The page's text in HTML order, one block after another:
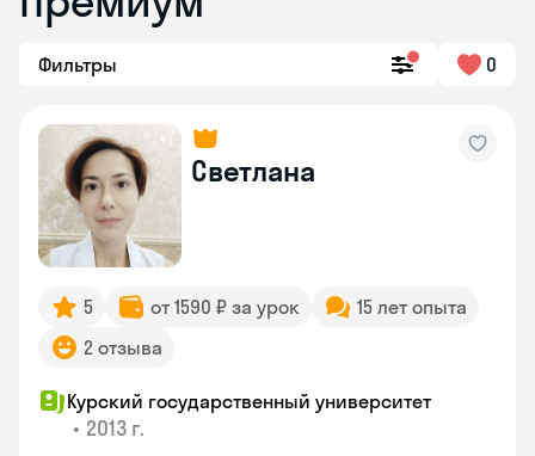
Фильтры 0
Светлана
5 от 1590 ₽ за урок
15 лет опыта
2 отзыва
Курский государственный университет
• 2013 г.